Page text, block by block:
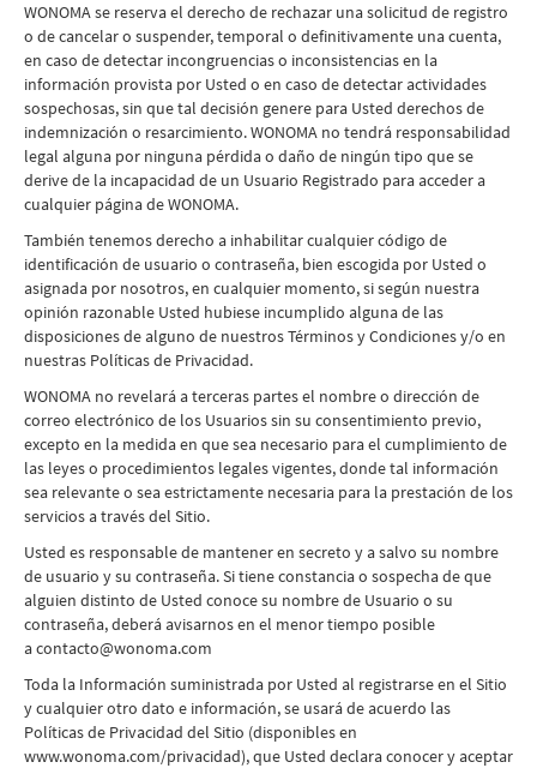
WONOMA se reserva el derecho de rechazar una solicitud de registro
o de cancelar o suspender, temporal o definitivamente una cuenta,
en caso de detectar incongruencias o inconsistencias en la
información provista por Usted o en caso de detectar actividades
sospechosas, sin que tal decisión genere para Usted derechos de
indemnización o resarcimiento. WONOMA no tendrá responsabilidad
legal alguna por ninguna pérdida o daño de ningún tipo que se
derive de la incapacidad de un Usuario Registrado para acceder a
cualquier página de WONOMA.
También tenemos derecho a inhabilitar cualquier código de
identificación de usuario o contraseña, bien escogida por Usted o
asignada por nosotros, en cualquier momento, si según nuestra
opinión razonable Usted hubiese incumplido alguna de las
disposiciones de alguno de nuestros Términos y Condiciones y/o en
nuestras Políticas de Privacidad.
WONOMA no revelará a terceras partes el nombre o dirección de
correo electrónico de los Usuarios sin su consentimiento previo,
excepto en la medida en que sea necesario para el cumplimiento de
las leyes o procedimientos legales vigentes, donde tal información
sea relevante o sea estrictamente necesaria para la prestación de los
servicios a través del Sitio.
Usted es responsable de mantener en secreto y a salvo su nombre
de usuario y su contraseña. Si tiene constancia o sospecha de que
alguien distinto de Usted conoce su nombre de Usuario o su
contraseña, deberá avisarnos en el menor tiempo posible
a contacto@wonoma.com
Toda la Información suministrada por Usted al registrarse en el Sitio
y cualquier otro dato e información, se usará de acuerdo las
Políticas de Privacidad del Sitio (disponibles en
www.wonoma.com/privacidad), que Usted declara conocer y aceptar